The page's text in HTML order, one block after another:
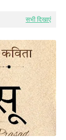
सभी दिखाएं